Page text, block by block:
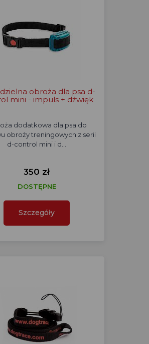
obroża dla psa d-
mini - impuls + dźwięk
dodatkowa dla psa do
obroży treningowych z serii
d-control mini i d…
350 zł
DOSTĘPNE
Szczegóły